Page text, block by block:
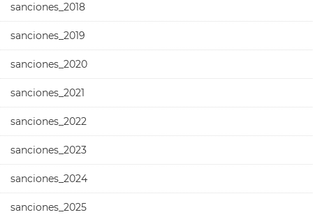
sanciones_2018
sanciones_2019
sanciones_2020
sanciones_2021
sanciones_2022
sanciones_2023
sanciones_2024
sanciones_2025